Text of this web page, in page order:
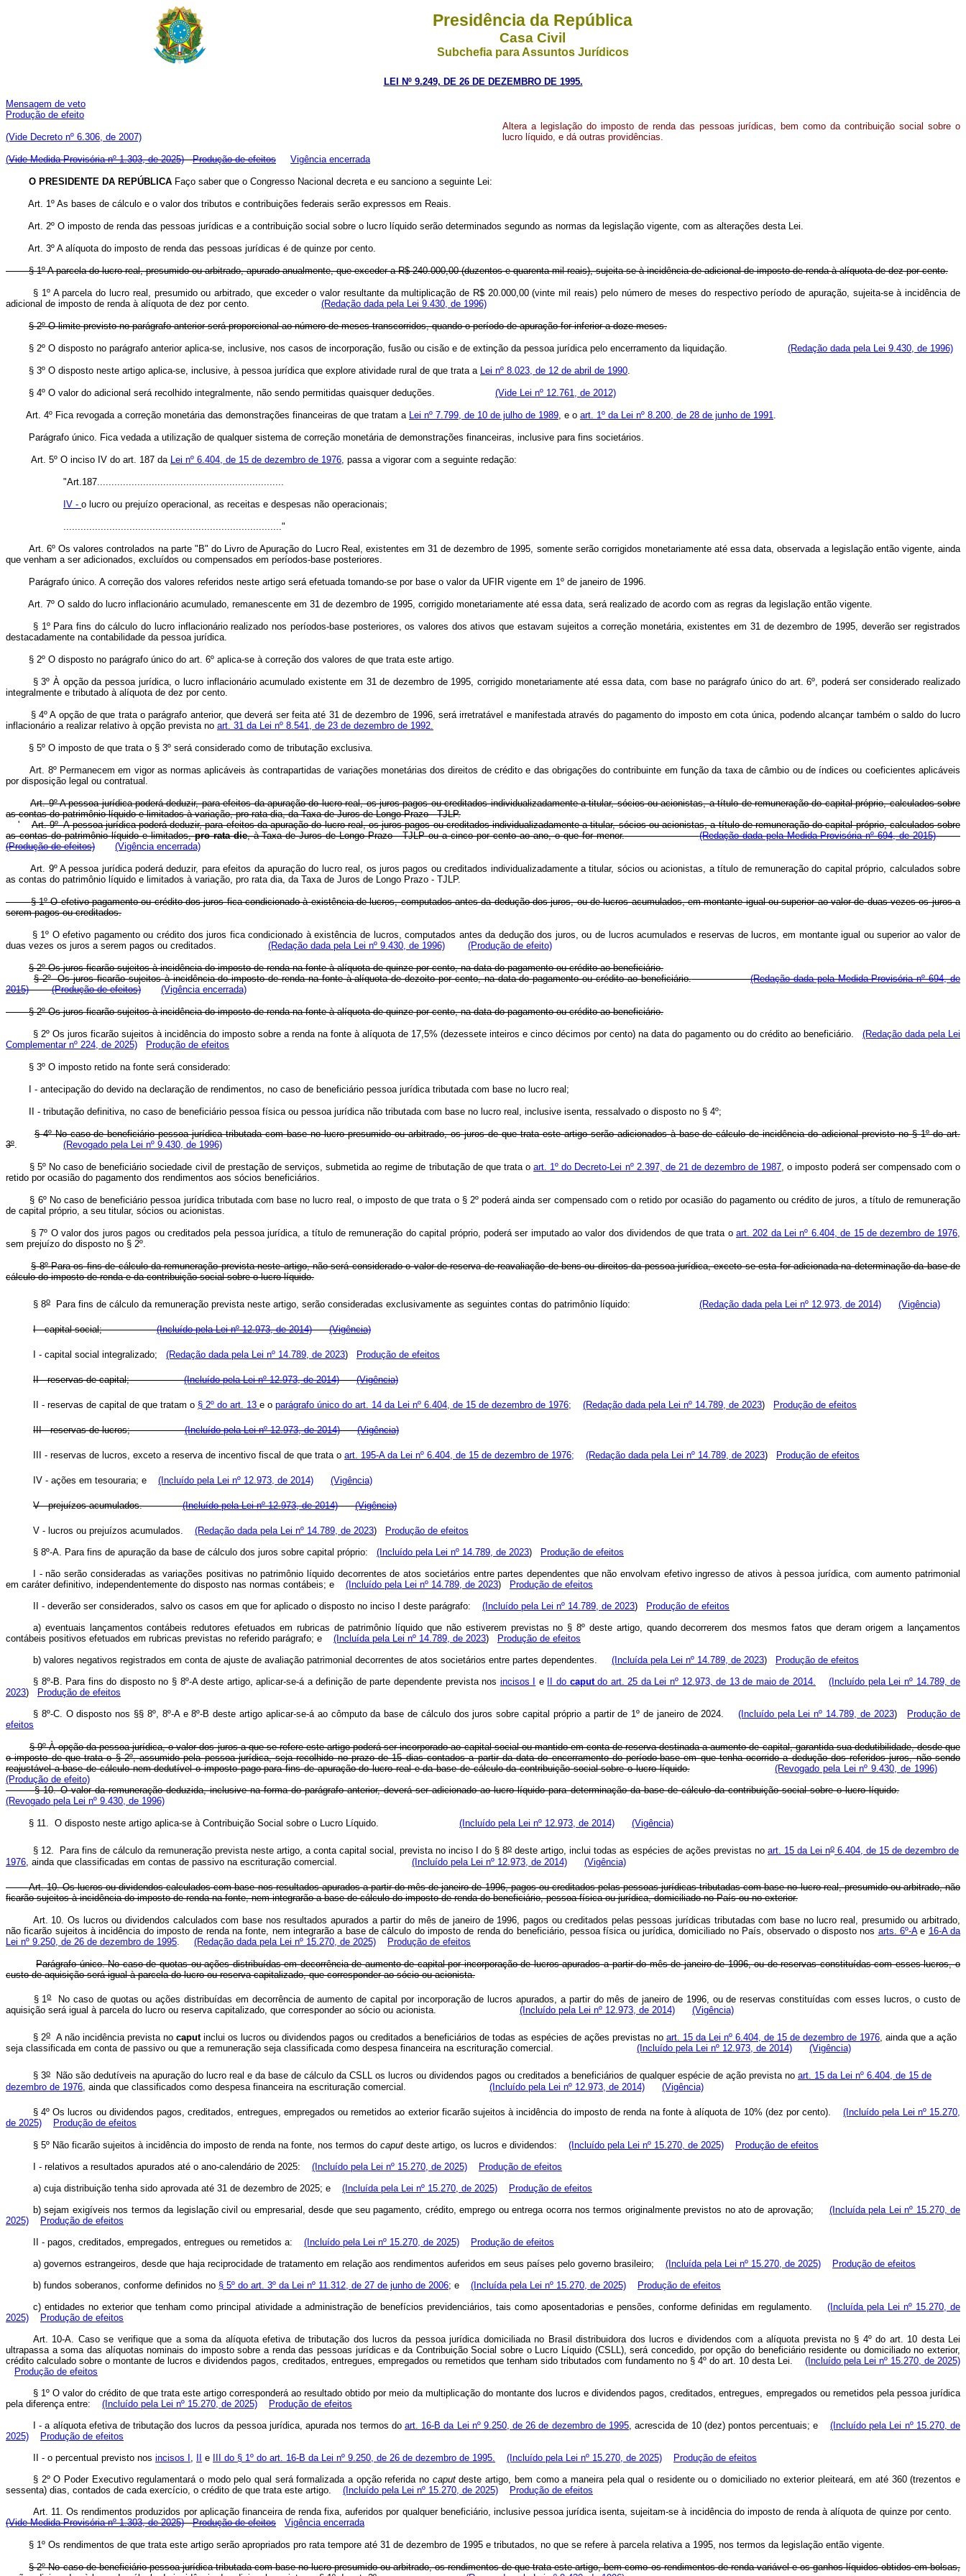
Presidência da República
Casa Civil
Subchefia para Assuntos Jurídicos
LEI Nº 9.249, DE 26 DE DEZEMBRO DE 1995.
Mensagem de veto
Produção de efeito
(Vide Decreto nº 6.306, de 2007)
(Vide Medida Provisória nº 1.303, de 2025) Produção de efeitos Vigência encerrada
Altera a legislação do imposto de renda das pessoas jurídicas, bem como da contribuição social sobre o
lucro líquido, e dá outras providências.
O PRESIDENTE DA REPÚBLICA Faço saber que o Congresso Nacional decreta e eu sanciono a seguinte Lei:
Art. 1º As bases de cálculo e o valor dos tributos e contribuições federais serão expressos em Reais.
Art. 2º O imposto de renda das pessoas jurídicas e a contribuição social sobre o lucro líquido serão determinados segundo as normas da legislação vigente, com as alterações desta Lei.
Art. 3º A alíquota do imposto de renda das pessoas jurídicas é de quinze por cento.
§ 1º A parcela do lucro real, presumido ou arbitrado, apurado anualmente, que exceder a R$ 240.000,00 (duzentos e quarenta mil reais), sujeita-se à incidência de adicional de imposto de renda à alíquota de dez por cento.
§ 1º A parcela do lucro real, presumido ou arbitrado, que exceder o valor resultante da multiplicação de R$ 20.000,00 (vinte mil reais) pelo número de meses do respectivo período de apuração, sujeita-se à incidência de
adicional de imposto de renda à alíquota de dez por cento. (Redação dada pela Lei 9.430, de 1996)
§ 2º O limite previsto no parágrafo anterior será proporcional ao número de meses transcorridos, quando o período de apuração for inferior a doze meses.
§ 2º O disposto no parágrafo anterior aplica-se, inclusive, nos casos de incorporação, fusão ou cisão e de extinção da pessoa jurídica pelo encerramento da liquidação. (Redação dada pela Lei 9.430, de 1996)
§ 3º O disposto neste artigo aplica-se, inclusive, à pessoa jurídica que explore atividade rural de que trata a Lei nº 8.023, de 12 de abril de 1990.
§ 4º O valor do adicional será recolhido integralmente, não sendo permitidas quaisquer deduções. (Vide Lei nº 12.761, de 2012)
Art. 4º Fica revogada a correção monetária das demonstrações financeiras de que tratam a Lei nº 7.799, de 10 de julho de 1989, e o art. 1º da Lei nº 8.200, de 28 de junho de 1991.
Parágrafo único. Fica vedada a utilização de qualquer sistema de correção monetária de demonstrações financeiras, inclusive para fins societários.
Art. 5º O inciso IV do art. 187 da Lei nº 6.404, de 15 de dezembro de 1976, passa a vigorar com a seguinte redação:
"Art.187.................................................................
IV - o lucro ou prejuízo operacional, as receitas e despesas não operacionais;
............................................................................"
Art. 6º Os valores controlados na parte "B" do Livro de Apuração do Lucro Real, existentes em 31 de dezembro de 1995, somente serão corrigidos monetariamente até essa data, observada a legislação então vigente, ainda
que venham a ser adicionados, excluídos ou compensados em períodos-base posteriores.
Parágrafo único. A correção dos valores referidos neste artigo será efetuada tomando-se por base o valor da UFIR vigente em 1º de janeiro de 1996.
Art. 7º O saldo do lucro inflacionário acumulado, remanescente em 31 de dezembro de 1995, corrigido monetariamente até essa data, será realizado de acordo com as regras da legislação então vigente.
§ 1º Para fins do cálculo do lucro inflacionário realizado nos períodos-base posteriores, os valores dos ativos que estavam sujeitos a correção monetária, existentes em 31 de dezembro de 1995, deverão ser registrados
destacadamente na contabilidade da pessoa jurídica.
§ 2º O disposto no parágrafo único do art. 6º aplica-se à correção dos valores de que trata este artigo.
§ 3º À opção da pessoa jurídica, o lucro inflacionário acumulado existente em 31 de dezembro de 1995, corrigido monetariamente até essa data, com base no parágrafo único do art. 6º, poderá ser considerado realizado
integralmente e tributado à alíquota de dez por cento.
§ 4º A opção de que trata o parágrafo anterior, que deverá ser feita até 31 de dezembro de 1996, será irretratável e manifestada através do pagamento do imposto em cota única, podendo alcançar também o saldo do lucro
inflacionário a realizar relativo à opção prevista no art. 31 da Lei nº 8.541, de 23 de dezembro de 1992.
§ 5º O imposto de que trata o § 3º será considerado como de tributação exclusiva.
Art. 8º Permanecem em vigor as normas aplicáveis às contrapartidas de variações monetárias dos direitos de crédito e das obrigações do contribuinte em função da taxa de câmbio ou de índices ou coeficientes aplicáveis
por disposição legal ou contratual.
Art. 9º A pessoa jurídica poderá deduzir, para efeitos da apuração do lucro real, os juros pagos ou creditados individualizadamente a titular, sócios ou acionistas, a título de remuneração do capital próprio, calculados sobre
as contas do patrimônio líquido e limitados à variação, pro rata dia, da Taxa de Juros de Longo Prazo - TJLP.
'Art. 9º A pessoa jurídica poderá deduzir, para efeitos da apuração do lucro real, os juros pagos ou creditados individualizadamente a titular, sócios ou acionistas, a título de remuneração do capital próprio, calculados sobre
as contas do patrimônio líquido e limitados,pro rata die, à Taxa de Juros de Longo Prazo - TJLP ou a cinco por cento ao ano, o que for menor.
(Redação dada pela Medida Provisória nº 694, de 2015)
(Produção de efeitos)
(Vigência encerrada)
Art. 9º A pessoa jurídica poderá deduzir, para efeitos da apuração do lucro real, os juros pagos ou creditados individualizadamente a titular, sócios ou acionistas, a título de remuneração do capital próprio, calculados sobre
as contas do patrimônio líquido e limitados à variação, pro rata dia, da Taxa de Juros de Longo Prazo - TJLP.
§ 1º O efetivo pagamento ou crédito dos juros fica condicionado à existência de lucros, computados antes da dedução dos juros, ou de lucros acumulados, em montante igual ou superior ao valor de duas vezes os juros a
serem pagos ou creditados.
§ 1º O efetivo pagamento ou crédito dos juros fica condicionado à existência de lucros, computados antes da dedução dos juros, ou de lucros acumulados e reservas de lucros, em montante igual ou superior ao valor de
duas vezes os juros a serem pagos ou creditados. (Redação dada pela Lei nº 9.430, de 1996) (Produção de efeito)
§ 2º Os juros ficarão sujeitos à incidência do imposto de renda na fonte à alíquota de quinze por cento, na data do pagamento ou crédito ao beneficiário.
§ 2ºOs juros ficarão sujeitos à incidência do imposto de renda na fonte à alíquota de dezoito por cento, na data do pagamento ou crédito ao beneficiário.
(Redação dada pela Medida Provisória nº 694, de
2015)
(Produção de efeitos) (Vigência encerrada)
§ 2º Os juros ficarão sujeitos à incidência do imposto de renda na fonte à alíquota de quinze por cento, na data do pagamento ou crédito ao beneficiário.
§ 2º Os juros ficarão sujeitos à incidência do imposto sobre a renda na fonte à alíquota de 17,5% (dezessete inteiros e cinco décimos por cento) na data do pagamento ou do crédito ao beneficiário. (Redação dada pela Lei
Complementar nº 224, de 2025)
Produção de efeitos
§ 3º O imposto retido na fonte será considerado:
I - antecipação do devido na declaração de rendimentos, no caso de beneficiário pessoa jurídica tributada com base no lucro real;
II - tributação definitiva, no caso de beneficiário pessoa física ou pessoa jurídica não tributada com base no lucro real, inclusive isenta, ressalvado o disposto no § 4º;
§ 4º No caso de beneficiário pessoa jurídica tributada com base no lucro presumido ou arbitrado, os juros de que trata este artigo serão adicionados à base de cálculo de incidência do adicional previsto no § 1º do art.
3º. (Revogado pela Lei nº 9.430, de 1996)
§ 5º No caso de beneficiário sociedade civil de prestação de serviços, submetida ao regime de tributação de que trata oart. 1º do Decreto-Lei nº 2.397, de 21 de dezembro de 1987, o imposto poderá ser compensado com o
retido por ocasião do pagamento dos rendimentos aos sócios beneficiários.
§ 6º No caso de beneficiário pessoa jurídica tributada com base no lucro real, o imposto de que trata o § 2º poderá ainda ser compensado com o retido por ocasião do pagamento ou crédito de juros, a título de remuneração
de capital próprio, a seu titular, sócios ou acionistas.
§ 7º O valor dos juros pagos ou creditados pela pessoa jurídica, a título de remuneração do capital próprio, poderá ser imputado ao valor dos dividendos de que trata o art. 202 da Lei nº 6.404, de 15 de dezembro de 1976,
sem prejuízo do disposto no § 2º.
§ 8º Para os fins de cálculo da remuneração prevista neste artigo, não será considerado o valor de reserva de reavaliação de bens ou direitos da pessoa jurídica, exceto se esta for adicionada na determinação da base de
cálculo do imposto de renda e da contribuição social sobre o lucro líquido.
§ 8o Para fins de cálculo da remuneração prevista neste artigo, serão consideradas exclusivamente as seguintes contas do patrimônio líquido: (Redação dada pela Lei nº 12.973, de 2014) (Vigência)
I - capital social;(Incluído pela Lei nº 12.973, de 2014) (Vigência)
I - capital social integralizado; (Redação dada pela Lei nº 14.789, de 2023) Produção de efeitos
II - reservas de capital;(Incluído pela Lei nº 12.973, de 2014) (Vigência)
II - reservas de capital de que tratam o § 2º do art. 13 e o parágrafo único do art. 14 da Lei nº 6.404, de 15 de dezembro de 1976; (Redação dada pela Lei nº 14.789, de 2023) Produção de efeitos
III - reservas de lucros;(Incluído pela Lei nº 12.973, de 2014) (Vigência)
III - reservas de lucros, exceto a reserva de incentivo fiscal de que trata o art. 195-A da Lei nº 6.404, de 15 de dezembro de 1976; (Redação dada pela Lei nº 14.789, de 2023) Produção de efeitos
IV - ações em tesouraria; e (Incluído pela Lei nº 12.973, de 2014) (Vigência)
V - prejuízos acumulados.(Incluído pela Lei nº 12.973, de 2014) (Vigência)
V - lucros ou prejuízos acumulados. (Redação dada pela Lei nº 14.789, de 2023)
Produção de efeitos
§ 8º-A. Para fins de apuração da base de cálculo dos juros sobre capital próprio: (Incluído pela Lei nº 14.789, de 2023)
Produção de efeitos
I - não serão consideradas as variações positivas no patrimônio líquido decorrentes de atos societários entre partes dependentes que não envolvam efetivo ingresso de ativos à pessoa jurídica, com aumento patrimonial
em caráter definitivo, independentemente do disposto nas normas contábeis; e
(Incluído pela Lei nº 14.789, de 2023)
Produção de efeitos
II - deverão ser considerados, salvo os casos em que for aplicado o disposto no inciso I deste parágrafo:
(Incluído pela Lei nº 14.789, de 2023)
Produção de efeitos
a) eventuais lançamentos contábeis redutores efetuados em rubricas de patrimônio líquido que não estiverem previstas no § 8º deste artigo, quando decorrerem dos mesmos fatos que deram origem a lançamentos
contábeis positivos efetuados em rubricas previstas no referido parágrafo; e
(Incluída pela Lei nº 14.789, de 2023)
Produção de efeitos
b) valores negativos registrados em conta de ajuste de avaliação patrimonial decorrentes de atos societários entre partes dependentes.
(Incluída pela Lei nº 14.789, de 2023)
Produção de efeitos
§ 8º-B. Para fins do disposto no § 8º-A deste artigo, aplicar-se-á a definição de parte dependente prevista nos incisos I e II do caputdo art. 25 da Lei nº 12.973, de 13 de maio de 2014.
(Incluído pela Lei nº 14.789, de
2023)
Produção de efeitos
§ 8º-C. O disposto nos §§ 8º, 8º-A e 8º-B deste artigo aplicar-se-á ao cômputo da base de cálculo dos juros sobre capital próprio a partir de 1º de janeiro de 2024.
(Incluído pela Lei nº 14.789, de 2023)
Produção de
efeitos
§ 9º À opção da pessoa jurídica, o valor dos juros a que se refere este artigo poderá ser incorporado ao capital social ou mantido em conta de reserva destinada a aumento de capital, garantida sua dedutibilidade, desde que
o imposto de que trata o § 2º, assumido pela pessoa jurídica, seja recolhido no prazo de 15 dias contados a partir da data do encerramento do período-base em que tenha ocorrido a dedução dos referidos juros, não sendo
reajustável a base de cálculo nem dedutível o imposto pago para fins de apuração do lucro real e da base de cálculo da contribuição social sobre o lucro líquido.
(Revogado pela Lei nº 9.430, de 1996)
(Produção de efeito)
§ 10. O valor da remuneração deduzida, inclusive na forma do parágrafo anterior, deverá ser adicionado ao lucro líquido para determinação da base de cálculo da contribuição social sobre o lucro líquido.
(Revogado pela Lei nº 9.430, de 1996)
§ 11. O disposto neste artigo aplica-se à Contribuição Social sobre o Lucro Líquido. (Incluído pela Lei nº 12.973, de 2014) (Vigência)
§ 12. Para fins de cálculo da remuneração prevista neste artigo, a conta capital social, prevista no inciso I do § 8o deste artigo, inclui todas as espécies de ações previstas no art. 15 da Lei no 6.404, de 15 de dezembro de
1976 , ainda que classificadas em contas de passivo na escrituração comercial. (Incluído pela Lei nº 12.973, de 2014) (Vigência)
Art. 10. Os lucros ou dividendos calculados com base nos resultados apurados a partir do mês de janeiro de 1996, pagos ou creditados pelas pessoas jurídicas tributadas com base no lucro real, presumido ou arbitrado, não
ficarão sujeitos à incidência do imposto de renda na fonte, nem integrarão a base de cálculo do imposto de renda do beneficiário, pessoa física ou jurídica, domiciliado no País ou no exterior.
Art. 10. Os lucros ou dividendos calculados com base nos resultados apurados a partir do mês de janeiro de 1996, pagos ou creditados pelas pessoas jurídicas tributadas com base no lucro real, presumido ou arbitrado,
não ficarão sujeitos à incidência do imposto de renda na fonte, nem integrarão a base de cálculo do imposto de renda do beneficiário, pessoa física ou jurídica, domiciliado no País, observado o disposto nos arts. 6º-Ae 16-A da
Lei nº 9.250, de 26 de dezembro de 1995
(Redação dada pela Lei nº 15.270, de 2025) Produção de efeitos
Parágrafo único. No caso de quotas ou ações distribuídas em decorrência de aumento de capital por incorporação de lucros apurados a partir do mês de janeiro de 1996, ou de reservas constituídas com esses lucros, o
custo de aquisição será igual à parcela do lucro ou reserva capitalizado, que corresponder ao sócio ou acionista.
§ 1oNo caso de quotas ou ações distribuídas em decorrência de aumento de capital por incorporação de lucros apurados, a partir do mês de janeiro de 1996, ou de reservas constituídas com esses lucros, o custo de
aquisição será igual à parcela do lucro ou reserva capitalizado, que corresponder ao sócio ou acionista. (Incluído pela Lei nº 12.973, de 2014) (Vigência)
§ 2o A não incidência prevista no caputinclui os lucros ou dividendos pagos ou creditados a beneficiários de todas as espécies de ações previstas no art. 15 da Lei nº 6.404, de 15 de dezembro de 1976, ainda que a ação
seja classificada em conta de passivo ou que a remuneração seja classificada como despesa financeira na escrituração comercial. (Incluído pela Lei nº 12.973, de 2014) (Vigência)
§ 3o Não são dedutíveis na apuração do lucro real e da base de cálculo da CSLL os lucros ou dividendos pagos ou creditados a beneficiários de qualquer espécie de ação prevista no art. 15 da Lei nº 6.404, de 15 de
dezembro de 1976 , ainda que classificados como despesa financeira na escrituração comercial. (Incluído pela Lei nº 12.973, de 2014) (Vigência)
§ 4º Os lucros ou dividendos pagos, creditados, entregues, empregados ou remetidos ao exterior ficarão sujeitos à incidência do imposto de renda na fonte à alíquota de 10% (dez por cento).
(Incluído pela Lei nº 15.270,
de 2025)
Produção de efeitos
§ 5º Não ficarão sujeitos à incidência do imposto de renda na fonte, nos termos do caputdeste artigo, os lucros e dividendos: (Incluído pela Lei nº 15.270, de 2025)
Produção de efeitos
I - relativos a resultados apurados até o ano-calendário de 2025:
(Incluído pela Lei nº 15.270, de 2025)
Produção de efeitos
a) cuja distribuição tenha sido aprovada até 31 de dezembro de 2025; e
(Incluída pela Lei nº 15.270, de 2025)
Produção de efeitos
b) sejam exigíveis nos termos da legislação civil ou empresarial, desde que seu pagamento, crédito, emprego ou entrega ocorra nos termos originalmente previstos no ato de aprovação;
(Incluída pela Lei nº 15.270, de
2025)
Produção de efeitos
II - pagos, creditados, empregados, entregues ou remetidos a:
(Incluído pela Lei nº 15.270, de 2025)
Produção de efeitos
a) governos estrangeiros, desde que haja reciprocidade de tratamento em relação aos rendimentos auferidos em seus países pelo governo brasileiro;
(Incluída pela Lei nº 15.270, de 2025)
Produção de efeitos
b) fundos soberanos, conforme definidos no § 5º do art. 3º da Lei nº 11.312, de 27 de junho de 2006; e (Incluída pela Lei nº 15.270, de 2025)
Produção de efeitos
c) entidades no exterior que tenham como principal atividade a administração de benefícios previdenciários, tais como aposentadorias e pensões, conforme definidas em regulamento.
(Incluída pela Lei nº 15.270, de
2025)
Produção de efeitos
Art. 10-A. Caso se verifique que a soma da alíquota efetiva de tributação dos lucros da pessoa jurídica domiciliada no Brasil distribuidora dos lucros e dividendos com a alíquota prevista no § 4º do art. 10 desta Lei
ultrapassa a soma das alíquotas nominais do imposto sobre a renda das pessoas jurídicas e da Contribuição Social sobre o Lucro Líquido (CSLL), será concedido, por opção do beneficiário residente ou domiciliado no exterior,
crédito calculado sobre o montante de lucros e dividendos pagos, creditados, entregues, empregados ou remetidos que tenham sido tributados com fundamento no § 4º do art. 10 desta Lei.
(Incluído pela Lei nº 15.270, de 2025)
Produção de efeitos
§ 1º O valor do crédito de que trata este artigo corresponderá ao resultado obtido por meio da multiplicação do montante dos lucros e dividendos pagos, creditados, entregues, empregados ou remetidos pela pessoa jurídica
pela diferença entre:
(Incluído pela Lei nº 15.270, de 2025)
Produção de efeitos
I - a alíquota efetiva de tributação dos lucros da pessoa jurídica, apurada nos termos do art. 16-B da Lei nº 9.250, de 26 de dezembro de 1995 , acrescida de 10 (dez) pontos percentuais; e
(Incluído pela Lei nº 15.270, de
2025)
Produção de efeitos
II - o percentual previsto nos incisos I II e III do § 1º do art. 16-B da Lei nº 9.250, de 26 de dezembro de 1995. (Incluído pela Lei nº 15.270, de 2025)
Produção de efeitos
§ 2º O Poder Executivo regulamentará o modo pelo qual será formalizada a opção referida no caputdeste artigo, bem como a maneira pela qual o residente ou o domiciliado no exterior pleiteará, em até 360 (trezentos e
sessenta) dias, contados de cada exercício, o crédito de que trata este artigo.
(Incluído pela Lei nº 15.270, de 2025)
Produção de efeitos
Art. 11. Os rendimentos produzidos por aplicação financeira de renda fixa, auferidos por qualquer beneficiário, inclusive pessoa jurídica isenta, sujeitam-se à incidência do imposto de renda à alíquota de quinze por cento.
(Vide Medida Provisória nº 1.303, de 2025)
Produção de efeitos Vigência encerrada
§ 1º Os rendimentos de que trata este artigo serão apropriados pro rata tempore até 31 de dezembro de 1995 e tributados, no que se refere à parcela relativa a 1995, nos termos da legislação então vigente.
§ 2º No caso de beneficiário pessoa jurídica tributada com base no lucro presumido ou arbitrado, os rendimentos de que trata este artigo, bem como os rendimentos de renda variável e os ganhos líquidos obtidos em bolsas,